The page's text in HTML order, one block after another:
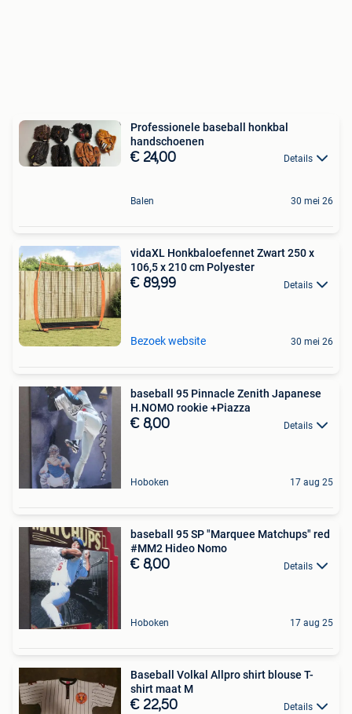
Professionele baseball honkbal
handschoenen
€ 24,00 Details
Balen 30 mei 26
vidaXL Honkbaloefennet Zwart 250 x
106,5 x 210 cm Polyester
€ 89,99 Details
Bezoek website 30 mei 26
baseball 95 Pinnacle Zenith Japanese
H.NOMO rookie +Piazza
€ 8,00 Details
Hoboken 17 aug 25
baseball 95 SP "Marquee Matchups" red
#MM2 Hideo Nomo
€ 8,00 Details
Hoboken 17 aug 25
Baseball Volkal Allpro shirt blouse T-
shirt maat M
€ 22,50 Details